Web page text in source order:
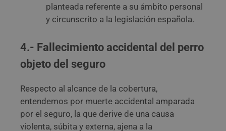
planteada referente a su ámbito personal
y circunscrito a la legislación española.
4.- Fallecimiento accidental del perro
objeto del seguro
Respecto al alcance de la cobertura,
entendemos por muerte accidental amparada
por el seguro, la que derive de una causa
violenta, súbita y externa, ajena a la